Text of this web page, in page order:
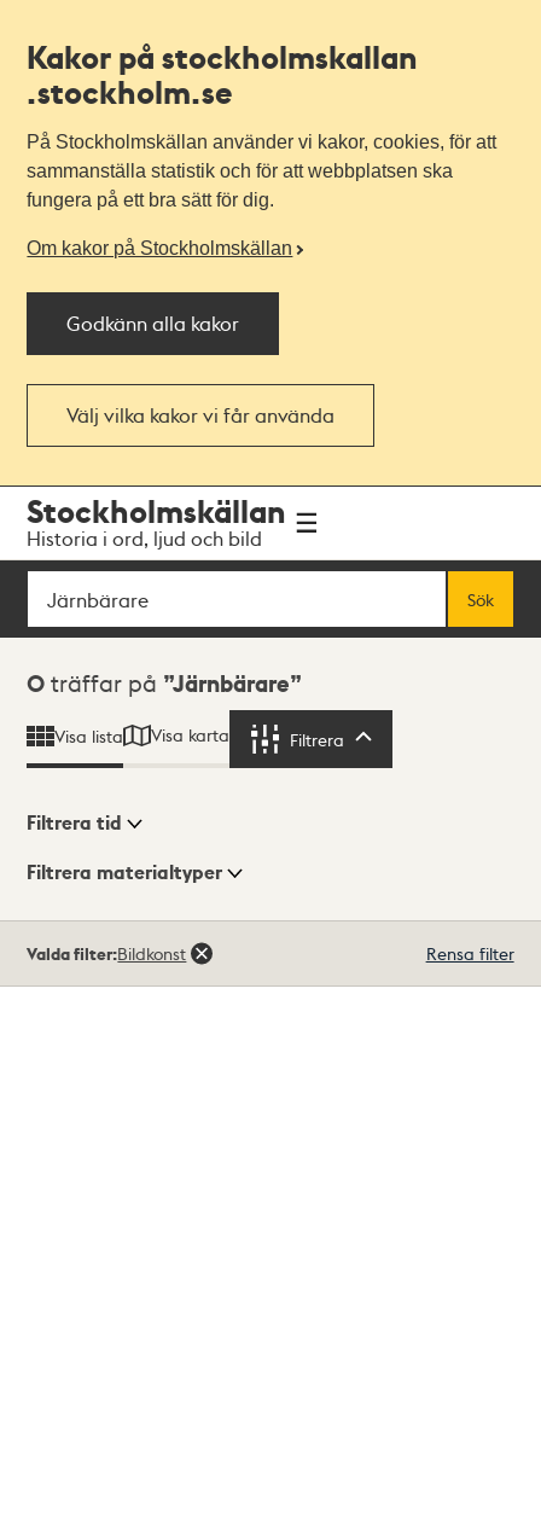
Kakor på stockholmskallan
.stockholm.se
På Stockholmskällan använder vi kakor, cookies, för att
sammanställa statistik och för att webbplatsen ska
fungera på ett bra sätt för dig.
Om kakor på Stockholmskällan
Godkänn alla kakor
Välj vilka kakor vi får använda
navigationen
huvudinnehållet
Stockholmskällan
Historia i ord, ljud och bild
Sök
Sök
Sökresultat
0 träffar på Järnbärare
Visa lista Visa karta Filtrera
Visningsläge
Filtrera tid
Filtrera materialtyper
träffar
Valda filter:Bildkonst Rensa filter